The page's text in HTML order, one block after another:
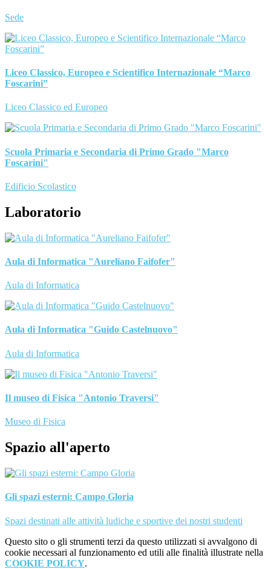
Sede
Liceo Classico, Europeo e Scientifico Internazionale “Marco
Foscarini”
Liceo Classico ed Europeo
Scuola Primaria e Secondaria di Primo Grado "Marco
Foscarini"
Edificio Scolastico
Laboratorio
Aula di Informatica "Aureliano Faifofer"
Aula di Informatica
Aula di Informatica "Guido Castelnuovo"
Aula di Informatica
Il museo di Fisica "Antonio Traversi"
Museo di Fisica
Spazio all'aperto
Gli spazi esterni: Campo Gloria
Spazi destinati alle attività ludiche e sportive dei nostri studenti
Questo sito o gli strumenti terzi da questo utilizzati si avvalgono di
cookie necessari al funzionamento ed utili alle finalità illustrate nella
COOKIE POLICY.